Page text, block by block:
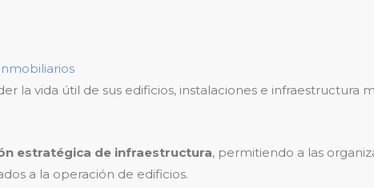
la vida útil de sus edificios, instalaciones e infraestructura
estratégica de infraestructura, permitiendo a las
a la operación de edificios.